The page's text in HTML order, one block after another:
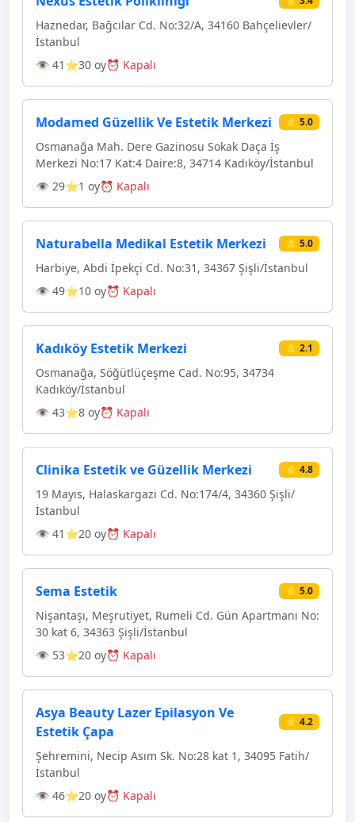
Haznedar, Bağcılar Cd. No:32/A, 34160 Bahçelievler/
İstanbul
👁 41 ⭐30 oy⏰ Kapalı
Modamed Güzellik Ve Estetik Merkezi ⭐ 5.0
Osmanağa Mah. Dere Gazinosu Sokak Daça İş
Merkezi No:17 Kat:4 Daire:8, 34714 Kadıköy/İstanbul
👁 29⭐1 oy⏰ Kapalı
Naturabella Medikal Estetik Merkezi ⭐ 5.0
Harbiye, Abdi İpekçi Cd. No:31, 34367 Şişli/İstanbul
👁 49⭐10 oy⏰ Kapalı
Kadıköy Estetik Merkezi ⭐ 2.1
Osmanağa, Söğütlüçeşme Cad. No:95, 34734
Kadıköy/İstanbul
👁 43⭐8 oy⏰ Kapalı
Clinika Estetik ve Güzellik Merkezi ⭐ 4.8
19 Mayıs, Halaskargazi Cd. No:174/4, 34360 Şişli/
İstanbul
👁 41 ⭐20 oy⏰ Kapalı
Sema Estetik ⭐ 5.0
Nişantaşı, Meşrutiyet, Rumeli Cd. Gün Apartmanı No:
30 kat 6, 34363 Şişli/İstanbul
👁 53⭐20 oy⏰ Kapalı
Asya Beauty Lazer Epilasyon Ve
Estetik Çapa
⭐ 4.2
Şehremini, Necip Asım Sk. No:28 kat 1, 34095 Fatih/
İstanbul
👁 46⭐20 oy⏰ Kapalı